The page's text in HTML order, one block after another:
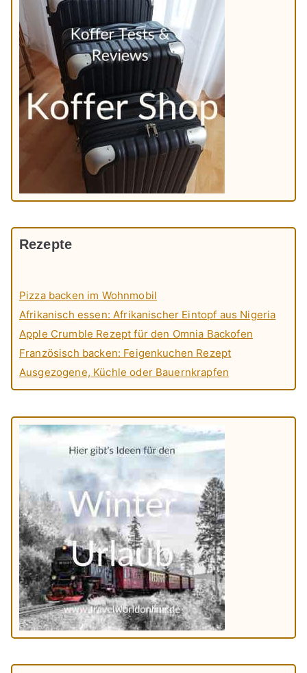
Rezepte
Pizza backen im Wohnmobil
Afrikanisch essen: Afrikanischer Eintopf aus Nigeria
Apple Crumble Rezept für den Omnia Backofen
Französisch backen: Feigenkuchen Rezept
Ausgezogene, Küchle oder Bauernkrapfen